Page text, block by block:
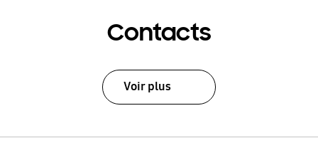
Contacts
Voir plus